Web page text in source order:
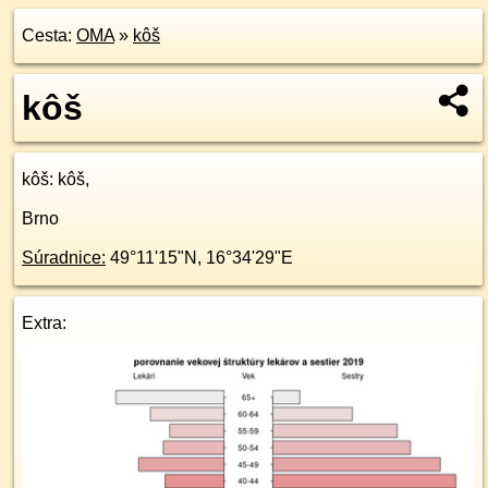
Cesta: OMA» kôš
kôš
kôš: kôš,
Brno
Súradnice: 49°11'15"N , 16°34'29"E
Extra: